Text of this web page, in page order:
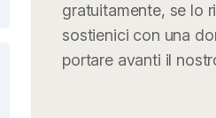
gratuitamente, se lo
sostienici con una
portare avanti il